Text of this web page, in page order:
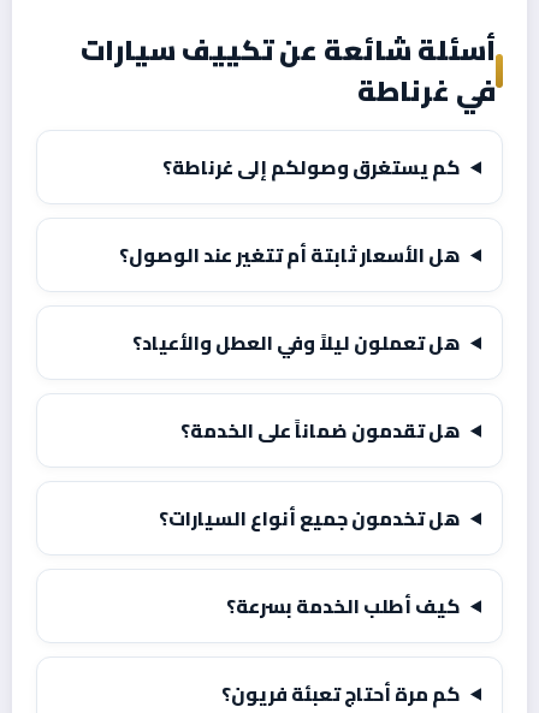
أسئلة شائعة عن تكييف سيارات
في غرناطة
كم يستغرق وصولكم إلى غرناطة؟
هل الأسعار ثابتة أم تتغير عند الوصول؟
هل تعملون ليلاً وفي العطل والأعياد؟
هل تقدمون ضماناً على الخدمة؟
هل تخدمون جميع أنواع السيارات؟
كيف أطلب الخدمة بسرعة؟
كم مرة أحتاج تعبئة فريون؟